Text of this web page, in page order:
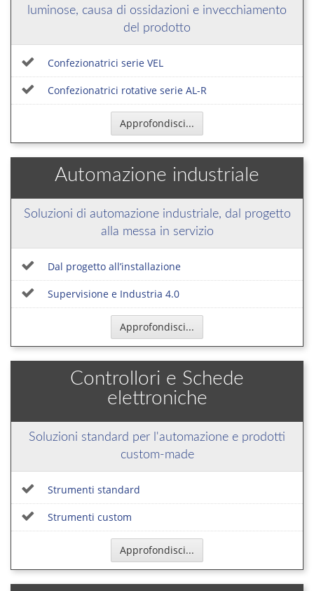
luminose, causa di ossidazioni e invecchiamento
del prodotto
Confezionatrici serie VEL
Confezionatrici rotative serie AL-R
Approfondisci...
Automazione industriale
Soluzioni di automazione industriale, dal progetto
alla messa in servizio
Dal progetto all’installazione
Supervisione e Industria 4.0
Approfondisci...
Controllori e Schede
elettroniche
Soluzioni standard per l'automazione e prodotti
custom-made
Strumenti standard
Strumenti custom
Approfondisci...